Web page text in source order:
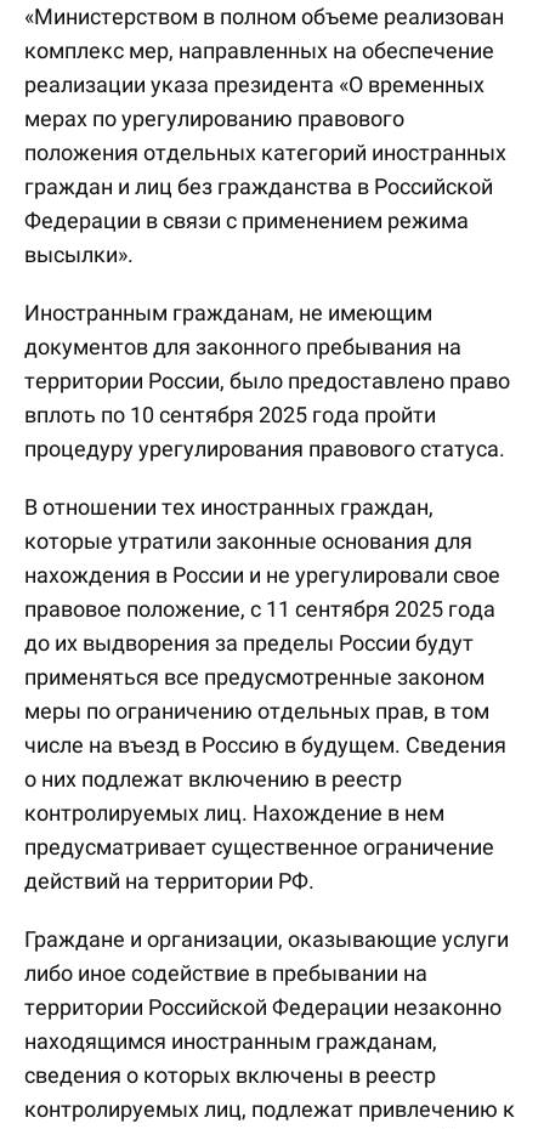
«Министерством в полном объеме реализован
комплекс мер, направленных на обеспечение
реализации указа президента «О временных
мерах по урегулированию правового
положения отдельных категорий иностранных
граждан и лиц без гражданства в Российской
Федерации в связи с применением режима
высылки».
Иностранным гражданам, не имеющим
документов для законного пребывания на
территории России, было предоставлено право
вплоть по 10 сентября 2025 года пройти
процедуру урегулирования правового статуса.
В отношении тех иностранных граждан,
которые утратили законные основания для
нахождения в России и не урегулировали свое
правовое положение, с 11 сентября 2025 года
до их выдворения за пределы России будут
применяться все предусмотренные законом
меры по ограничению отдельных прав, в том
числе на въезд в Россию в будущем. Сведения
о них подлежат включению в реестр
контролируемых лиц. Нахождение в нем
предусматривает существенное ограничение
действий на территории РФ.
Граждане и организации, оказывающие услуги
либо иное содействие в пребывании на
территории Российской Федерации незаконно
находящимся иностранным гражданам,
сведения о которых включены в реестр
контролируемых лиц, подлежат привлечению к